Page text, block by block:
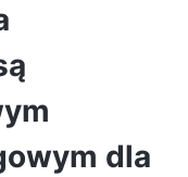
dla